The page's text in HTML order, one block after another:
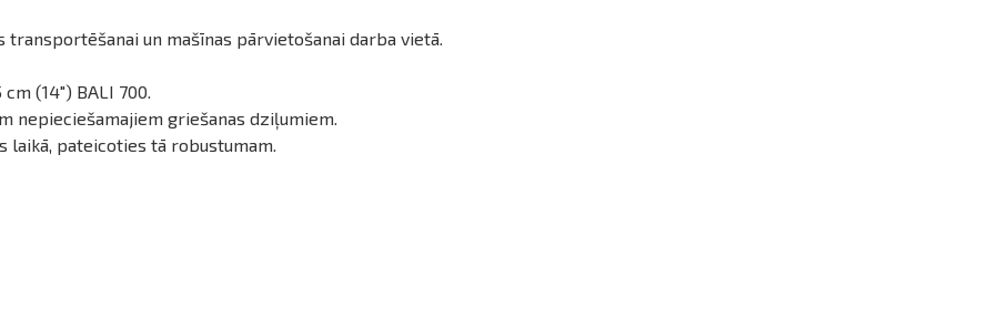
un mašīnas pārvietošanai darba vietā.
(14") BALI 700.
nepieciešamajiem griešanas dziļumiem.
laikā, pateicoties tā robustumam.